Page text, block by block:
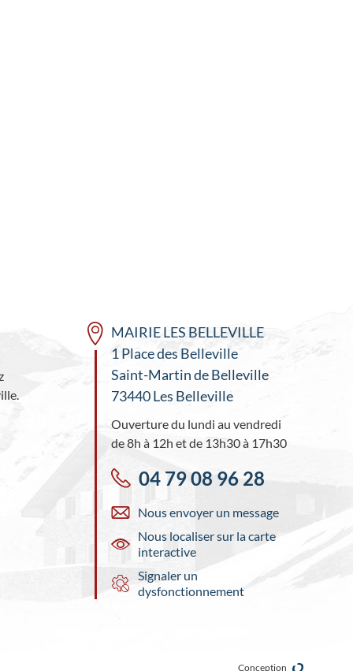
MAIRIE LES BELLEVILLE
1 Place des Belleville
Saint-Martin de Belleville
73440 Les Belleville
Ouverture du lundi au vendredi
de 8h à 12h et de 13h30 à 17h30
04 79 08 96 28
Nous envoyer un message
Nous localiser sur la carte
interactive
Signaler un
dysfonctionnement
Conception